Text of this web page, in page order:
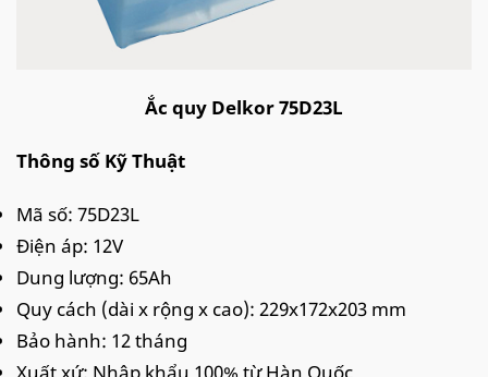
Ắc quy Delkor 75D23L
Thông số Kỹ Thuật
Mã số: 75D23L
Điện áp: 12V
Dung lượng: 65Ah
Quy cách (dài x rộng x cao): 229x172x203 mm
Bảo hành: 12 tháng